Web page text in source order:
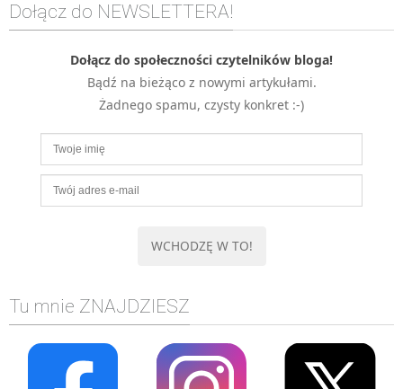
Django
PHP
WordPress
MOBILE
Android
KONTROLA WERSJI
SQL
TESTOWANIE
SIECI
WYDARZENIA
Dołącz do NEWSLETTERA!
Dołącz do społeczności czytelników bloga!
Bądź na bieżąco z nowymi artykułami.
Żadnego spamu, czysty konkret :-)
Tu mnie ZNAJDZIESZ